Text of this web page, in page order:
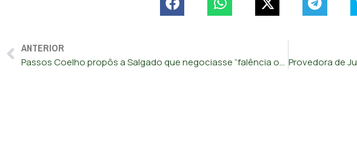
ANTERIOR
Passos Coelho propôs a Salgado que negociasse “falência ordenada” do GES